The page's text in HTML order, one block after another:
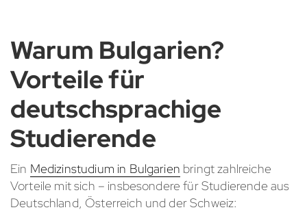
Warum Bulgarien?
Vorteile für
deutschsprachige
Studierende
Ein Medizinstudium in Bulgarien bringt zahlreiche
Vorteile mit sich – insbesondere für Studierende aus
Deutschland, Österreich und der Schweiz: